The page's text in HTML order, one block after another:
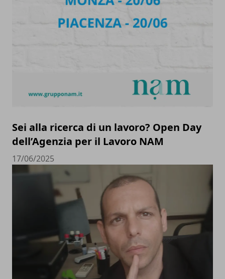
Sei alla ricerca di un lavoro? Open Day
dell’Agenzia per il Lavoro NAM
17/06/2025